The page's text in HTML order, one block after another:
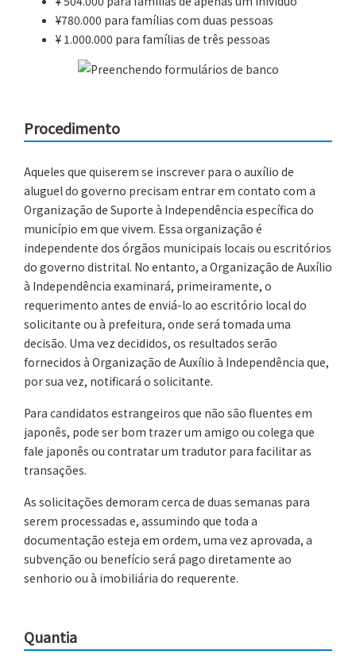
¥780.000 para famílias com duas pessoas
¥ 1.000.000 para famílias de três pessoas
Procedimento
Aqueles que quiserem se inscrever para o auxílio de
aluguel do governo precisam entrar em contato com a
Organização de Suporte à Independência específica do
município em que vivem. Essa organização é
independente dos órgãos municipais locais ou escritórios
do governo distrital. No entanto, a Organização de Auxílio
à Independência examinará, primeiramente, o
requerimento antes de enviá-lo ao escritório local do
solicitante ou à prefeitura, onde será tomada uma
decisão. Uma vez decididos, os resultados serão
fornecidos à Organização de Auxílio à Independência que,
por sua vez, notificará o solicitante.
Para candidatos estrangeiros que não são fluentes em
japonês, pode ser bom trazer um amigo ou colega que
fale japonês ou contratar um tradutor para facilitar as
transações.
As solicitações demoram cerca de duas semanas para
serem processadas e, assumindo que toda a
documentação esteja em ordem, uma vez aprovada, a
subvenção ou benefício será pago diretamente ao
senhorio ou à imobiliária do requerente.
Quantia